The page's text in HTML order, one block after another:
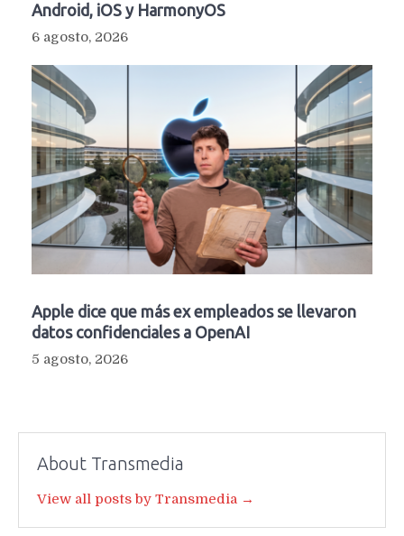
Android, iOS y HarmonyOS
6 agosto, 2026
Apple dice que más ex empleados se llevaron
datos confidenciales a OpenAI
5 agosto, 2026
About Transmedia
View all posts by Transmedia →